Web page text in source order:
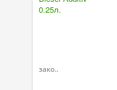
зако..